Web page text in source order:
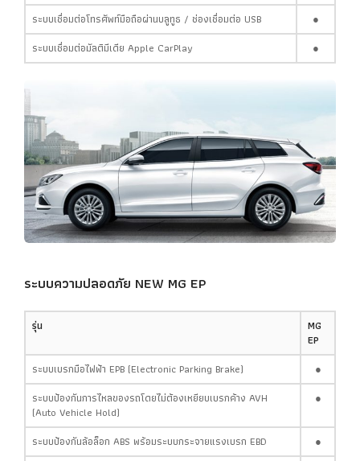
ระบบเชื่อมต่อโทรศัพท์มือถือผ่านบลูทูธ / ช่องเชื่อมต่อ USB
●
ระบบเชื่อมต่อมัลติมีเดีย Apple CarPlay
●
ระบบความปลอดภัย NEW MG EP
รุ่น
MG
EP
ระบบเบรกมือไฟฟ้า EPB (Electronic Parking Brake)
●
ระบบป้องกันการไหลของรถโดยไม่ต้องเหยียบเบรกค้าง AVH
(Auto Vehicle Hold)
●
ระบบป้องกันล้อล็อก ABS พร้อมระบบกระจายแรงเบรก EBD
●